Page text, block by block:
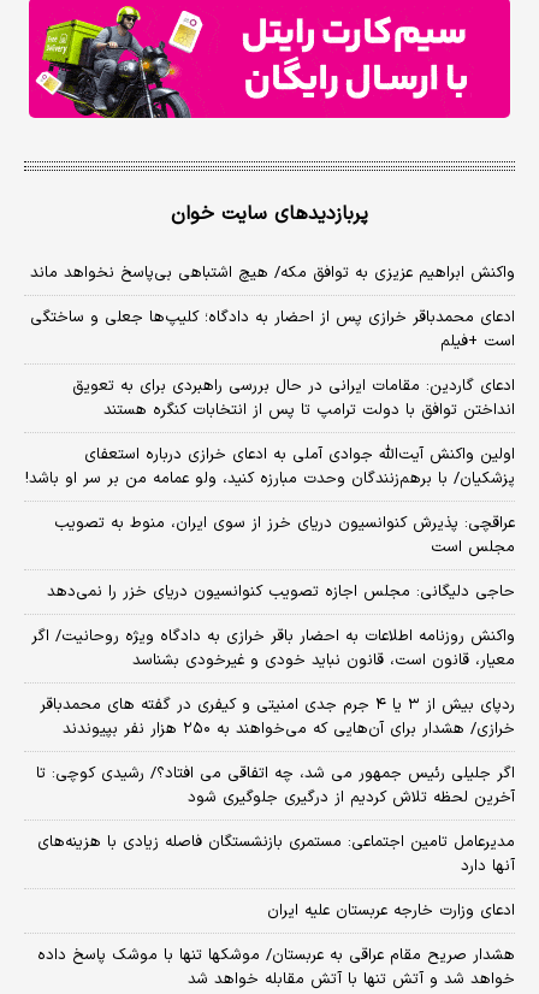
پربازدیدهای سایت خوان
واکنش ابراهیم عزیزی به توافق مکه/ هیچ اشتباهی بی‌پاسخ نخواهد ماند
ادعای محمدباقر خرازی پس از احضار به دادگاه؛ کلیپ‌ها جعلی و ساختگی
است +فیلم
ادعای گاردین: مقامات ایرانی در حال بررسی راهبردی برای به تعویق
انداختن توافق با دولت ترامپ تا پس از انتخابات کنگره هستند
اولین واکنش آیت‌الله جوادی آملی به ادعای خرازی درباره استعفای
پزشکیان/ با برهم‌زنندگان وحدت مبارزه کنید، ولو عمامه من بر سر او باشد!
عراقچی: پذیرش کنوانسیون دریای خرز از سوی ایران، منوط به تصویب
مجلس است
حاجی دلیگانی: مجلس اجازه تصویب کنوانسیون دریای خزر را نمی‌دهد
واکنش روزنامه اطلاعات به احضار باقر خرازی به دادگاه ویژه روحانیت/ اگر
معیار، قانون است، قانون نباید خودی و غیرخودی بشناسد
ردپای بیش از ۳ یا ۴ جرم جدی امنیتی و کیفری در گفته های محمدباقر
خرازی/ هشدار برای آن‌هایی که می‌خواهند به ۲۵۰ هزار نفر بپیوندند
اگر جلیلی رئیس جمهور می شد، چه اتفاقی می افتاد؟/ رشیدی کوچی: تا
آخرین لحظه تلاش کردیم از درگیری جلوگیری شود
مدیرعامل تامین اجتماعی: مستمری بازنشستگان فاصله زیادی با هزینه‌های
آنها دارد
ادعای وزارت خارجه عربستان علیه ایران
هشدار صریح مقام عراقی به عربستان/ موشکها تنها با موشک پاسخ داده
خواهد شد و آتش تنها با آتش مقابله خواهد شد